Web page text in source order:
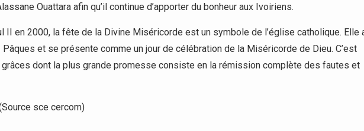
Ouattara afin qu’il continue d’apporter du bonheur aux Ivoiriens.
II en 2000, la fête de la Divine Miséricorde est un symbole de l’église catholique. Elle
et se présente comme un jour de célébration de la Miséricorde de Dieu. C’est
grâces dont la plus grande promesse consiste en la rémission complète des fautes et
sce cercom)